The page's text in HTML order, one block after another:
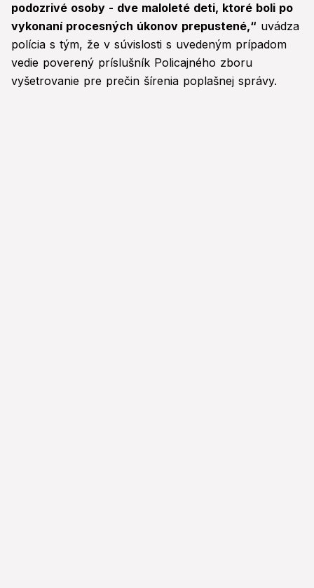
podozrivé osoby - dve maloleté deti, ktoré boli po
vykonaní procesných úkonov prepustené,“ uvádza
polícia s tým, že v súvislosti s uvedeným prípadom
vedie poverený príslušník Policajného zboru
vyšetrovanie pre prečin šírenia poplašnej správy.